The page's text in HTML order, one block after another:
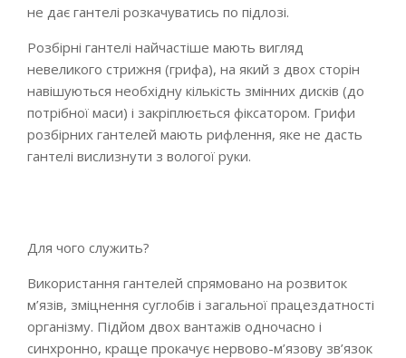
не дає гантелі розкачуватись по підлозі.
Розбірні гантелі найчастіше мають вигляд
невеликого стрижня (грифа), на який з двох сторін
навішуються необхідну кількість змінних дисків (до
потрібної маси) і закріплюється фіксатором. Грифи
розбірних гантелей мають рифлення, яке не дасть
гантелі вислизнути з вологої руки.
Для чого служить?
Використання гантелей спрямовано на розвиток
м’язів, зміцнення суглобів і загальної працездатності
організму. Підйом двох вантажів одночасно і
синхронно, краще прокачує нервово-м’язову зв’язок